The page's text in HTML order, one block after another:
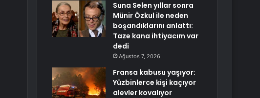
Suna Selen yıllar sonra
Münir Özkul ile neden
boşandıklarını anlattı:
Taze kana ihtiyacım var
dedi
Ağustos 7, 2026
Fransa kabusu yaşıyor:
Yüzbinlerce kişi kaçıyor
alevler kovalıyor